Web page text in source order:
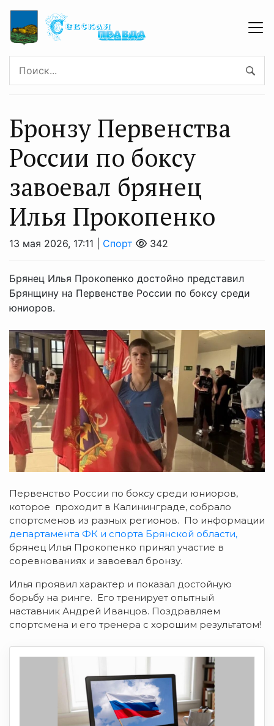
Бронзу Первенства
России по боксу
завоевал брянец
Илья Прокопенко
13 мая 2026, 17:11 | Спорт 342
Брянец Илья Прокопенко достойно представил
Брянщину на Первенстве России по боксу среди
юниоров.
Первенство России по боксу среди юниоров,
которое проходит в Калининграде, собрало
спортсменов из разных регионов. По информации
департамента ФК и спорта Брянской области,
брянец Илья Прокопенко принял участие в
соревнованиях и завоевал бронзу.
Илья проявил характер и показал достойную
борьбу на ринге. Его тренирует опытный
наставник Андрей Иванцов. Поздравляем
спортсмена и его тренера с хорошим результатом!